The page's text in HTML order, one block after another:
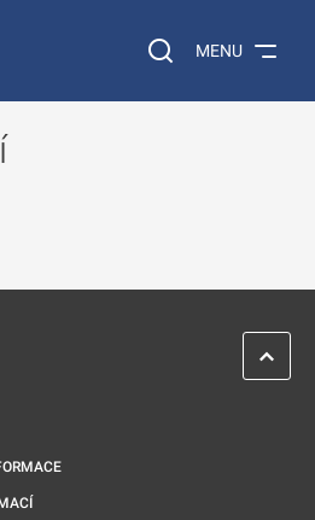
Vyhledávání na
MENU
ZPĚT